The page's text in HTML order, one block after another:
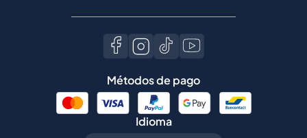
Métodos de pago
Idioma